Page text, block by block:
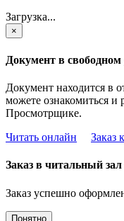
Загрузка...
×
Документ в свободном
Документ находится в
можете ознакомиться и
Просмотрщике.
Читать онлайн
Заказ
Заказ в читальный
Заказ успешно
Понятно